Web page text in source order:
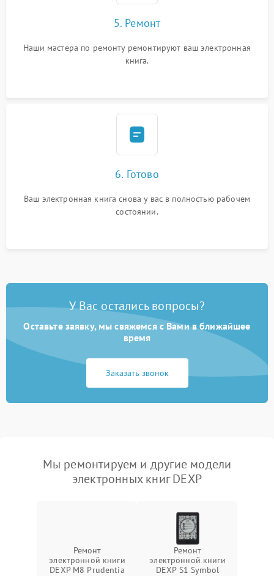
5. Ремонт
Наши мастера по ремонту ремонтируют ваш электронная
книга.
6. Готово
Ваш электронная книга снова у вас в полностью рабочем
состоянии.
У Вас остались вопросы?
Оставьте заявку, мы свяжемся с Вами в ближайшее
время
Заказать звонок
Мы ремонтируем и другие модели
электронных книг DEXP
Ремонт
электронной книги
DEXP M8 Prudentia
Ремонт
электронной книги
DEXP S1 Symbol